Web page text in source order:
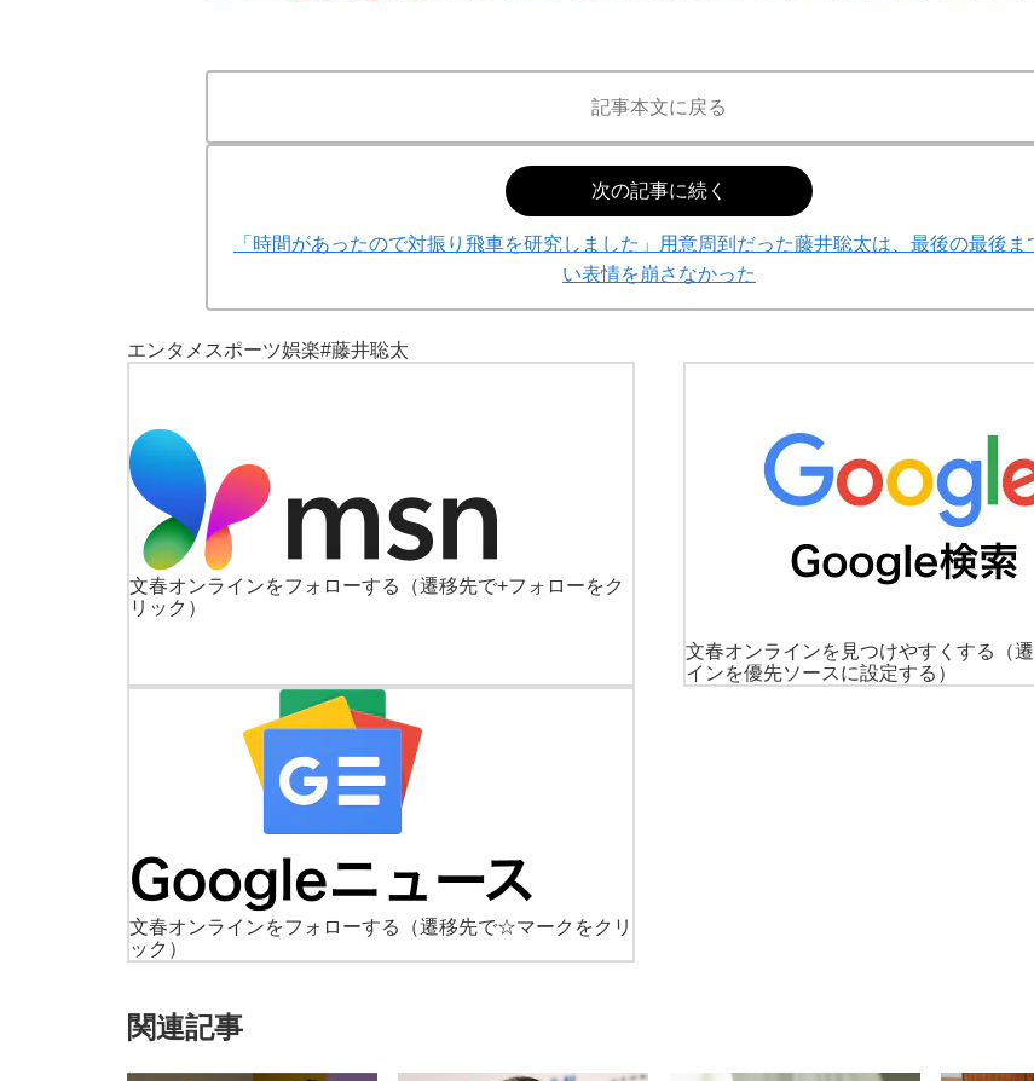
記事本文に戻る
次の記事に続く
「時間があったので対振り飛車を研究しました」用意周到だった藤井聡太は、最後の最後ま
い表情を崩さなかった
エンタメ スポーツ娯楽#藤井聡太
文春オンラインをフォローする
（遷移先で+フォローをク
リック）
文春オンラインを見つけやすくする
（
インを優先ソースに設定する）
文春オンラインをフォローする
（遷移先で☆マークをクリ
ック）
関連記事